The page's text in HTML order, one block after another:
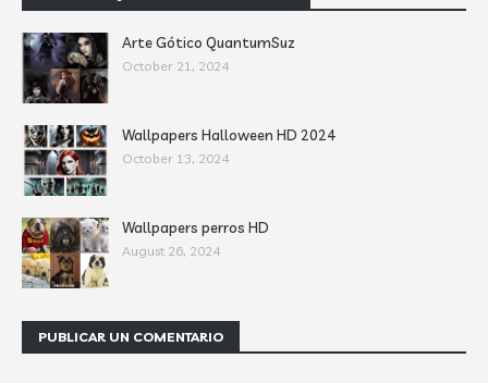
Arte Gótico QuantumSuz
October 21, 2024
Wallpapers Halloween HD 2024
October 13, 2024
Wallpapers perros HD
August 26, 2024
PUBLICAR UN COMENTARIO